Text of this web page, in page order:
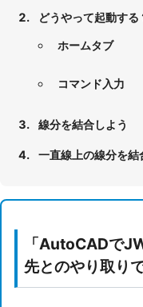
どうやって起動する
ホームタブ
コマンド入力
線分を結合しよう
一直線上の線分を結
「AutoCADで
先とのやり取り